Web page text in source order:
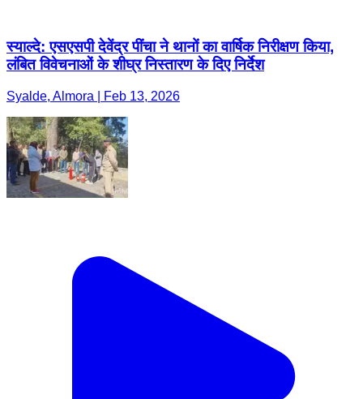
स्याल्दे: एसएसपी देवेंद्र पींचा ने थानों का वार्षिक निरीक्षण किया,
लंबित विवेचनाओं के शीघ्र निस्तारण के दिए निर्देश
Syalde, Almora | Feb 13, 2026